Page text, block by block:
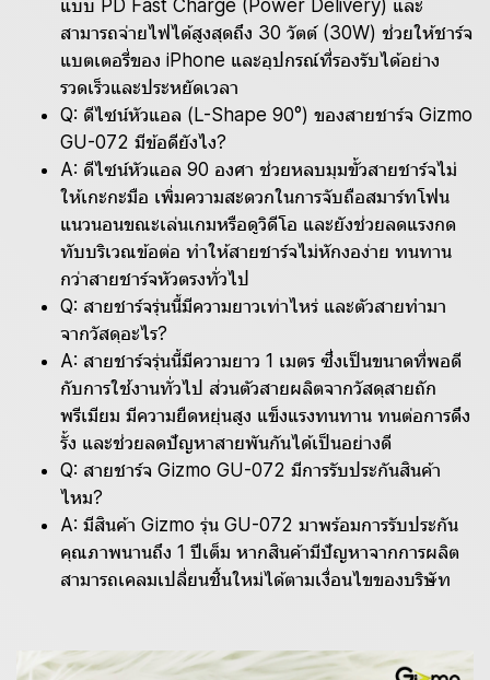
แบบ PD Fast Charge (Power Delivery) และ
สามารถจ่ายไฟได้สูงสุดถึง 30 วัตต์ (30W) ช่วยให้ชาร์จ
แบตเตอรี่ของ iPhone และอุปกรณ์ที่รองรับได้อย่าง
รวดเร็วและประหยัดเวลา
Q: ดีไซน์หัวแอล (L-Shape 90°) ของสายชาร์จ Gizmo
GU-072 มีข้อดียังไง?
A: ดีไซน์หัวแอล 90 องศา ช่วยหลบมุมขั้วสายชาร์จไม่
ให้เกะกะมือ เพิ่มความสะดวกในการจับถือสมาร์ทโฟน
แนวนอนขณะเล่นเกมหรือดูวิดีโอ และยังช่วยลดแรงกด
ทับบริเวณข้อต่อ ทำให้สายชาร์จไม่หักงอง่าย ทนทาน
กว่าสายชาร์จหัวตรงทั่วไป
Q: สายชาร์จรุ่นนี้มีความยาวเท่าไหร่ และตัวสายทำมา
จากวัสดุอะไร?
A: สายชาร์จรุ่นนี้มีความยาว 1 เมตร ซึ่งเป็นขนาดที่พอดี
กับการใช้งานทั่วไป ส่วนตัวสายผลิตจากวัสดุสายถัก
พรีเมียม มีความยืดหยุ่นสูง แข็งแรงทนทาน ทนต่อการดึง
รั้ง และช่วยลดปัญหาสายพันกันได้เป็นอย่างดี
Q: สายชาร์จ Gizmo GU-072 มีการรับประกันสินค้า
ไหม?
A: มีสินค้า Gizmo รุ่น GU-072 มาพร้อมการรับประกัน
คุณภาพนานถึง 1 ปีเต็ม หากสินค้ามีปัญหาจากการผลิต
สามารถเคลมเปลี่ยนชิ้นใหม่ได้ตามเงื่อนไขของบริษัท